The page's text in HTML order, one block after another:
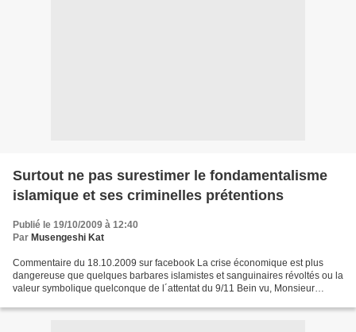
Surtout ne pas surestimer le fondamentalisme
islamique et ses criminelles prétentions
Publié le 19/10/2009 à 12:40
Par Musengeshi Kat
Commentaire du 18.10.2009 sur facebook La crise économique est plus
dangereuse que quelques barbares islamistes et sanguinaires révoltés ou la
valeur symbolique quelconque de l´attentat du 9/11 Bein vu, Monsieur